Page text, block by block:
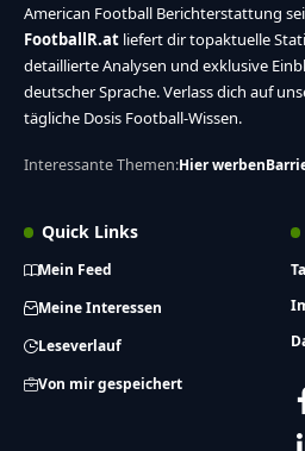
American Football Berichterstattung
FootballR.at liefert dir topaktuelle
detaillierte Analysen und exklusive
deutscher Sprache. Verlass dich auf
tägliche Dosis Football-Wissen.
Interessante Themen:Hier werben
Quick Links
Mein Feed
Meine Interessen
Leseverlauf
Von mir gespeichert